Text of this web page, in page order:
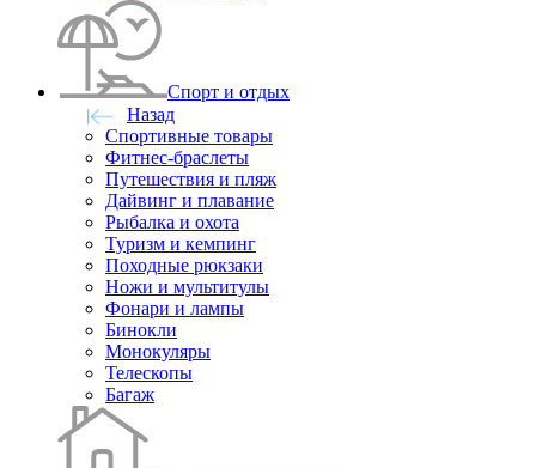
Спорт и отдых
Назад
Спортивные товары
Фитнес-браслеты
Путешествия и пляж
Дайвинг и плавание
Рыбалка и охота
Туризм и кемпинг
Походные рюкзаки
Ножи и мультитулы
Фонари и лампы
Бинокли
Монокуляры
Телескопы
Багаж